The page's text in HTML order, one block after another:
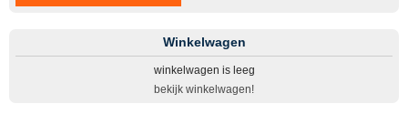
Winkelwagen
winkelwagen is leeg
bekijk winkelwagen!